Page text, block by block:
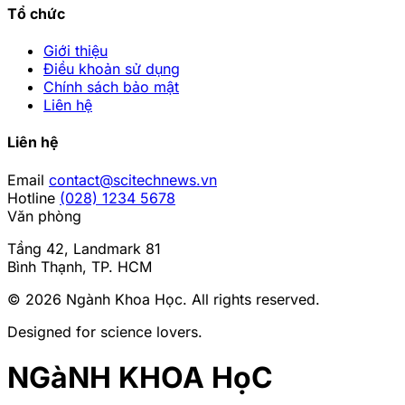
Tổ chức
Giới thiệu
Điều khoản sử dụng
Chính sách bảo mật
Liên hệ
Liên hệ
Email contact@scitechnews.vn
Hotline (028) 1234 5678
Văn phòng
Tầng 42, Landmark 81
Bình Thạnh, TP. HCM
© 2026 Ngành Khoa Học. All rights reserved.
Designed for science lovers.
NGàNH KHOA HọC